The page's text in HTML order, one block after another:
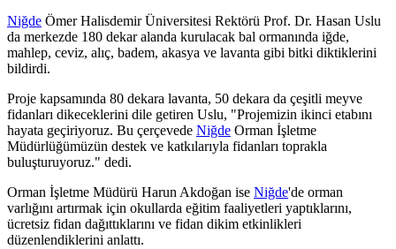
Niğde Ömer Halisdemir Üniversitesi Rektörü Prof. Dr. Hasan Uslu
da merkezde 180 dekar alanda kurulacak bal ormanında iğde,
mahlep, ceviz, alıç, badem, akasya ve lavanta gibi bitki diktiklerini
bildirdi.
Proje kapsamında 80 dekara lavanta, 50 dekara da çeşitli meyve
fidanları dikeceklerini dile getiren Uslu, "Projemizin ikinci etabını
hayata geçiriyoruz. Bu çerçevede Niğde Orman İşletme
Müdürlüğümüzün destek ve katkılarıyla fidanları toprakla
buluşturuyoruz." dedi.
Orman İşletme Müdürü Harun Akdoğan ise Niğde'de orman
varlığını artırmak için okullarda eğitim faaliyetleri yaptıklarını,
ücretsiz fidan dağıttıklarını ve fidan dikim etkinlikleri
düzenlendiklerini anlattı.